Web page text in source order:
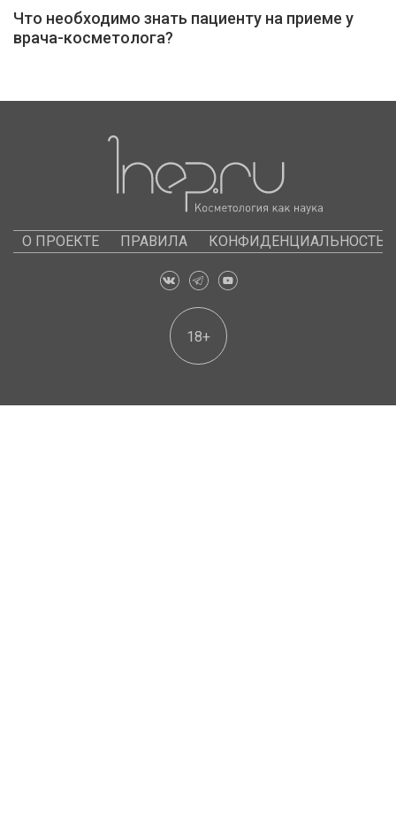
Что необходимо знать пациенту на приеме у
врача-косметолога?
О ПРОЕКТЕ ПРАВИЛА КОНФИДЕНЦИАЛЬНОСТЬ
18+